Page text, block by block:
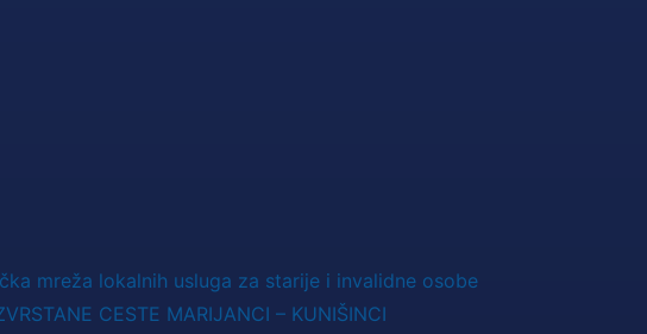
mreža lokalnih usluga za starije i invalidne osobe
CESTE MARIJANCI – KUNIŠINCI